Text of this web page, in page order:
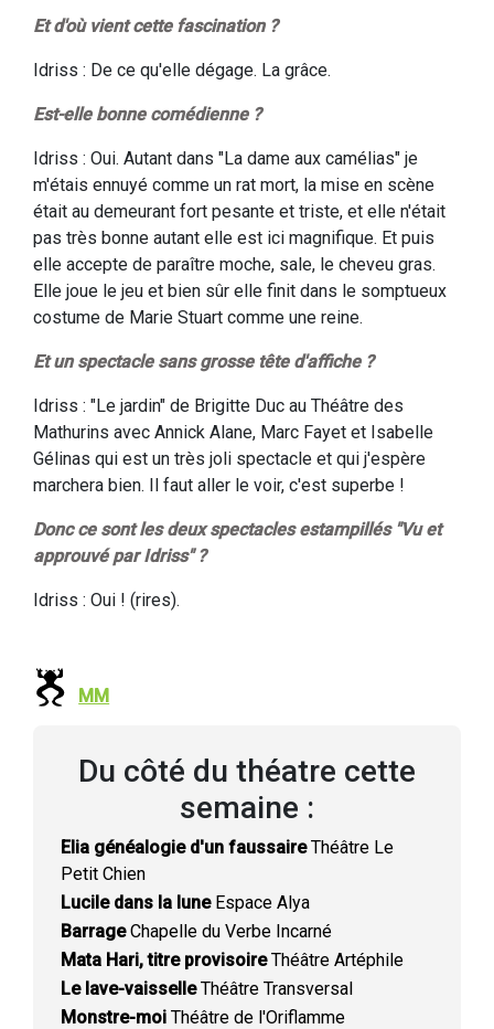
Et d'où vient cette fascination ?
Idriss : De ce qu'elle dégage. La grâce.
Est-elle bonne comédienne ?
Idriss : Oui. Autant dans "La dame aux camélias" je
m'étais ennuyé comme un rat mort, la mise en scène
était au demeurant fort pesante et triste, et elle n'était
pas très bonne autant elle est ici magnifique. Et puis
elle accepte de paraître moche, sale, le cheveu gras.
Elle joue le jeu et bien sûr elle finit dans le somptueux
costume de Marie Stuart comme une reine.
Et un spectacle sans grosse tête d'affiche ?
Idriss : "Le jardin" de Brigitte Duc au Théâtre des
Mathurins avec Annick Alane, Marc Fayet et Isabelle
Gélinas qui est un très joli spectacle et qui j'espère
marchera bien. Il faut aller le voir, c'est superbe !
Donc ce sont les deux spectacles estampillés "Vu et
approuvé par Idriss" ?
Idriss : Oui ! (rires).
MM
Du côté du théatre cette
semaine :
Elia généalogie d'un faussaireThéâtre Le
Petit Chien
Lucile dans la luneEspace Alya
BarrageChapelle du Verbe Incarné
Mata Hari, titre provisoireThéâtre Artéphile
Le lave-vaisselleThéâtre Transversal
Monstre-moi Théâtre de l'Oriflamme